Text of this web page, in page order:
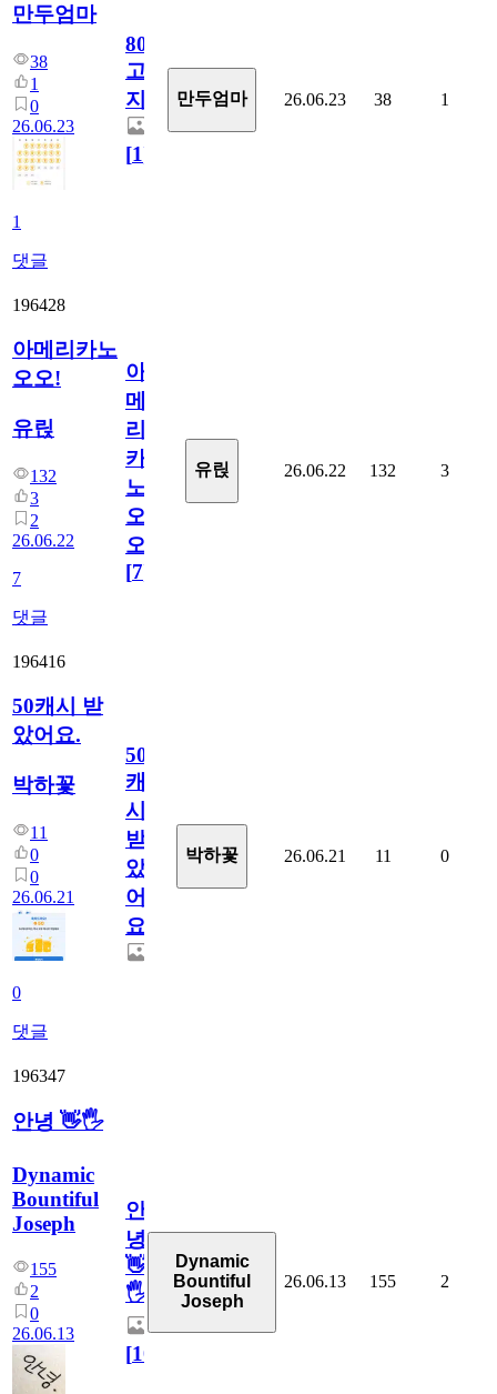
만두엄마
38
1
0
26.06.23
1
댓글
800
고
지.
[1]
만두엄마 26.06.23 38 1
196428
아메리카노
오오!
유릱
132
3
2
26.06.22
7
댓글
아
메
리
카
노
오
오!
[7]
유릱 26.06.22 132 3
196416
50캐시 받
았어요.
박하꽃
11
0
0
26.06.21
0
댓글
50
캐
시
받
았
어
요.
박하꽃 26.06.21 11 0
196347
안녕 👋🖐
Dynamic
Bountiful
Joseph
155
2
0
26.06.13
안
녕
👋
🖐
[10
Dynamic
Bountiful
Joseph
26.06.13 155 2